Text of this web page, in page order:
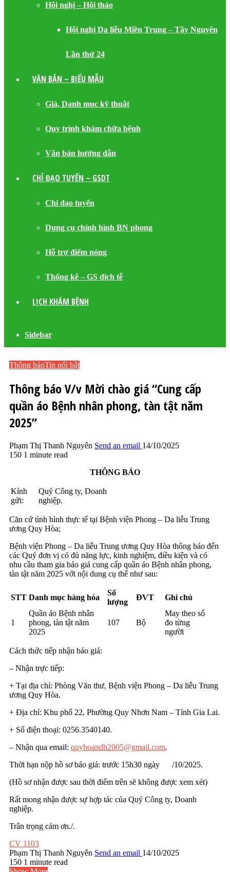
Hội nghị – Hội thảo
Hội nghị Da liễu Miền Trung – Tây Nguyên
Lần thứ 24
VĂN BẢN – BIỂU MẪU
Giá, Danh mục kỹ thuật
Quy trình khám chữa bệnh
Văn bản hướng dẫn
CHỈ ĐẠO TUYẾN – GSDT
Chỉ đạo tuyến
Dụng cụ chỉnh hình BN phong
Hỗ trợ điểm nóng
Thống kê – GS dịch tễ
LỊCH KHÁM BỆNH
Sidebar
Thông báoTin nổi bật
Thông báo V/v Mời chào giá “Cung cấp
quần áo Bệnh nhân phong, tàn tật năm
2025”
Phạm Thị Thanh Nguyên Send an email 14/10/2025
150 1 minute read
THÔNG BÁO
Kính
gửi:
Quý Công ty, Doanh
nghiệp.
Căn cứ tình hình thực tế tại Bệnh viện Phong – Da liễu Trung
ương Quy Hòa;
Bệnh viện Phong – Da liễu Trung ương Quy Hòa thông báo đến
các Quý đơn vị có đủ năng lực, kinh nghiệm, điều kiện và có
nhu cầu tham gia báo giá cung cấp quần áo Bệnh nhân phong,
tàn tật năm 2025 với nội dung cụ thể như sau:
STT Danh mục hàng hóa
Số
lượng
ĐVT Ghi chú
1
Quần áo Bệnh nhân
phong, tàn tật năm
2025
107 Bộ
May theo số
đo từng
người
Cách thức tiếp nhận báo giá:
– Nhận trực tiếp:
+ Tại địa chỉ: Phòng Văn thư, Bệnh viện Phong – Da liễu Trung
ương Quy Hòa.
+ Địa chỉ: Khu phố 22, Phường Quy Nhơn Nam – Tỉnh Gia Lai.
+ Số điện thoại: 0256.3540140.
– Nhận qua email: quyhoandh2005@gmail.com.
Thời hạn nộp hồ sơ báo giá: trước 15h30 ngày /10/2025.
(Hồ sơ nhận được sau thời điểm trên sẽ không được xem xét)
Rất mong nhận được sự hợp tác của Quý Công ty, Doanh
nghiệp.
Trân trọng cảm ơn./.
CV 1103
Phạm Thị Thanh Nguyên Send an email 14/10/2025
150 1 minute read